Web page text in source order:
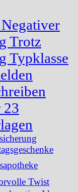
Trotz
Typklasse
23
Twist